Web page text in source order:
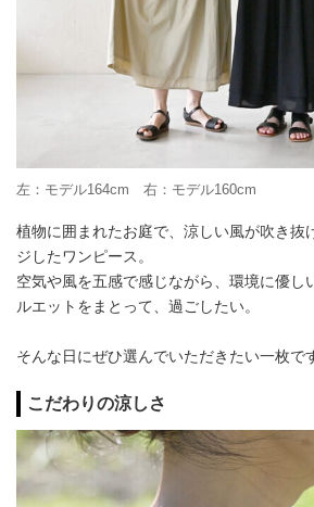
左：モデル164cm 右：モデル160cm
植物に囲まれたお庭で、涼しい風が吹き抜
ジしたワンピース。
空気や風を五感で感じながら、環境に優し
ルエットをまとって、過ごしたい。
そんな日にぜひ選んでいただきたい一枚で
こだわりの涼しさ